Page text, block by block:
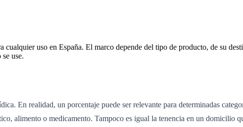
uso en España. El marco depende del tipo de producto, de su
use.
En realidad, un porcentaje puede ser relevante para determinadas
alimento o medicamento. Tampoco es igual la tenencia en un domicilio